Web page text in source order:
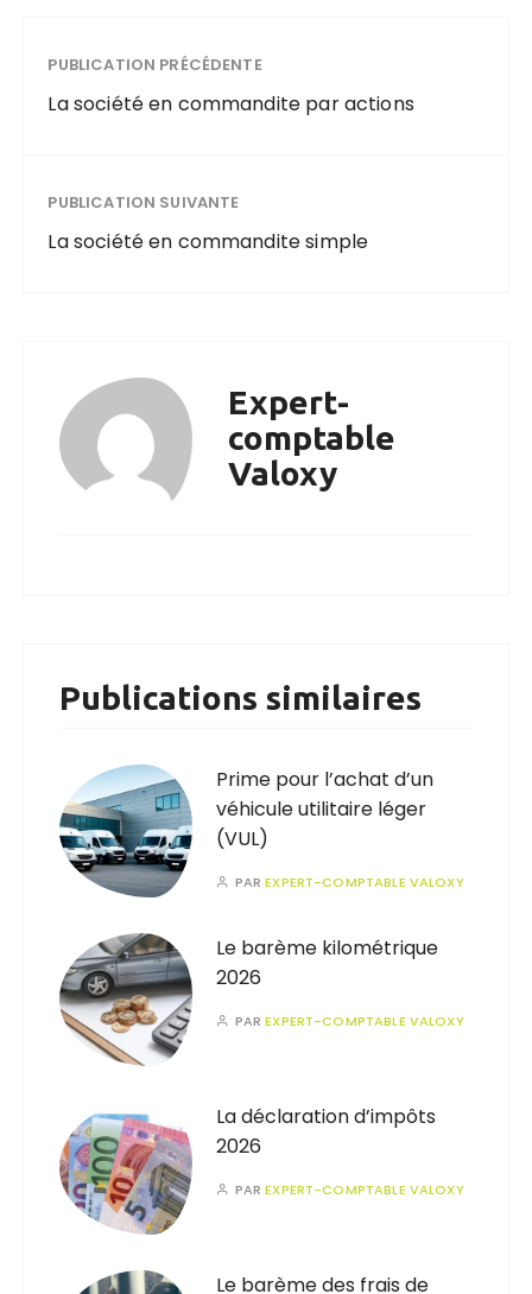
PUBLICATION PRÉCÉDENTE
La société en commandite par actions
PUBLICATION SUIVANTE
La société en commandite simple
Expert-
comptable
Valoxy
Publications similaires
Prime pour l’achat d’un
véhicule utilitaire léger
(VUL)
PAREXPERT-COMPTABLE VALOXY
Le barème kilométrique
2026
PAREXPERT-COMPTABLE VALOXY
La déclaration d’impôts
2026
PAREXPERT-COMPTABLE VALOXY
Le barème des frais de